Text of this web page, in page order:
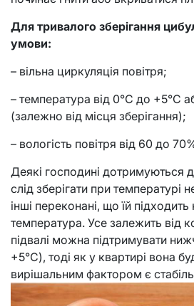
Для тривалого зберігання
умови:
– вільна циркуляція повітря;
– температура від 0°С до +5°С
(залежно від місця зберігання);
– вологість повітря від 60 до
Деякі господині дотримуються
слід зберігати при температурі
інші переконані, що їй підходить
температура. Усе залежить від
підвалі можна підтримувати
+5°С), тоді як у квартирі вона
вирішальним фактором є